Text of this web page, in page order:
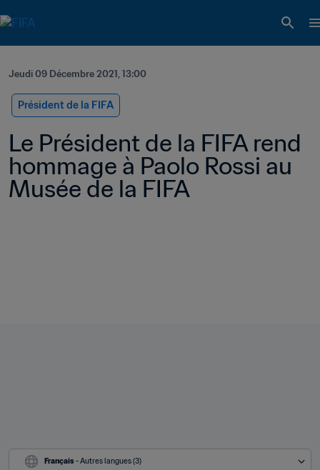
Jeudi 09 Décembre 2021, 13:00
Président de la FIFA
Le Président de la FIFA rend
hommage à Paolo Rossi au
Musée de la FIFA
Français - Autres langues (3)